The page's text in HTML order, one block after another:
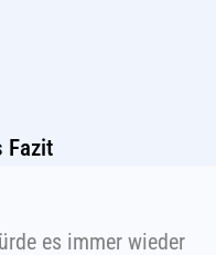
Fazit
es immer wieder